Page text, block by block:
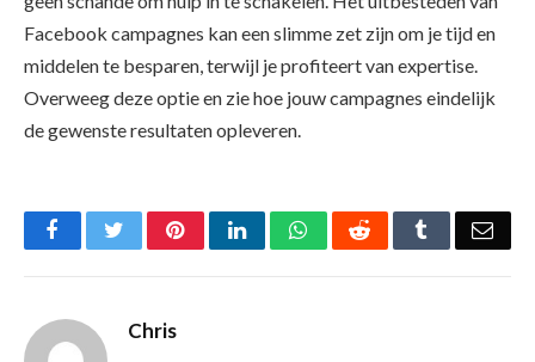
Facebook campagnes kan een slimme zet zijn om je tijd en
middelen te besparen, terwijl je profiteert van expertise.
Overweeg deze optie en zie hoe jouw campagnes eindelijk
de gewenste resultaten opleveren.
FacebookTwitterPinterestLinkedInWhatsAppReddit Tumblr
Chris